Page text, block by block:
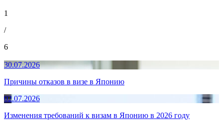
1
/
6
30.07.2026
Причины отказов в визе в Японию
02.07.2026
Изменения требований к визам в Японию в 2026 году